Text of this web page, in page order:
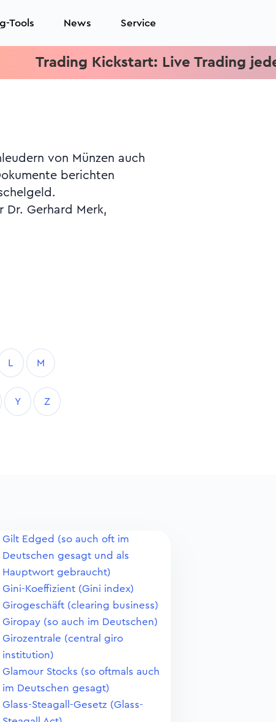
Tools News Service
Trading Kickstart: Live Trading jeden
Gerhard Merk,
L M
Y Z
Gilt Edged (so auch oft im
Deutschen gesagt und als
Hauptwort gebraucht)
Gini-Koeffizient (Gini index)
Girogeschäft (clearing business)
Giropay (so auch im Deutschen)
Girozentrale (central giro
institution)
Glamour Stocks (so oftmals auch
im Deutschen gesagt)
Glass-Steagall-Gesetz (Glass-